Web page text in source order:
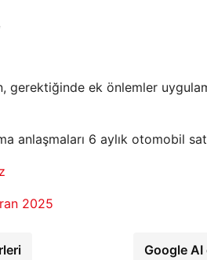
gerektiğinde ek önlemler
anlaşmaları 6 aylık otomobil
2025
Google